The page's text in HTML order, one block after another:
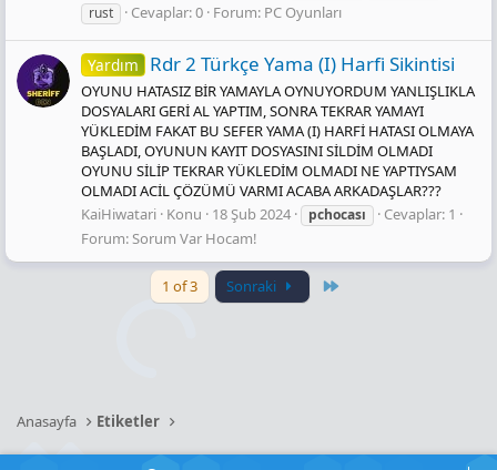
rust
Cevaplar: 0 Forum: PC Oyunları
Yardım Rdr 2 Türkçe Yama (I) Harfi̇ Sikintisi
OYUNU HATASIZ BİR YAMAYLA OYNUYORDUM YANLIŞLIKLA
DOSYALARI GERİ AL YAPTIM, SONRA TEKRAR YAMAYI
YÜKLEDİM FAKAT BU SEFER YAMA (I) HARFİ HATASI OLMAYA
BAŞLADI, OYUNUN KAYIT DOSYASINI SİLDİM OLMADI
OYUNU SİLİP TEKRAR YÜKLEDİM OLMADI NE YAPTIYSAM
OLMADI ACİL ÇÖZÜMÜ VARMI ACABA ARKADAŞLAR???
KaiHiwatari Konu 18 Şub 2024 pchocası
Cevaplar: 1
Forum:Sorum Var Hocam!
1 of 3 Sonraki
Anasayfa Etiketler